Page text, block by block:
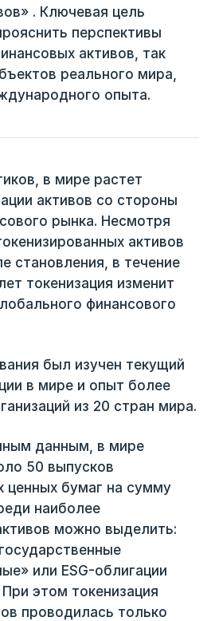
. Ключевая цель
перспективы
активов, так
реального мира,
опыта.
в мире растет
активов со стороны
рынка. Несмотря
активов
становления, в течение
токенизация изменит
финансового
был изучен текущий
в мире и опыт более
из 20 стран мира.
данным, в мире
50 выпусков
ценных бумаг на сумму
наиболее
можно выделить:
или ESG-облигации
этом токенизация
проводилась только